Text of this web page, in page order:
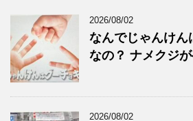
2026/08/02
なんでじゃんけん
なの？ ナメクジ
2026/08/02